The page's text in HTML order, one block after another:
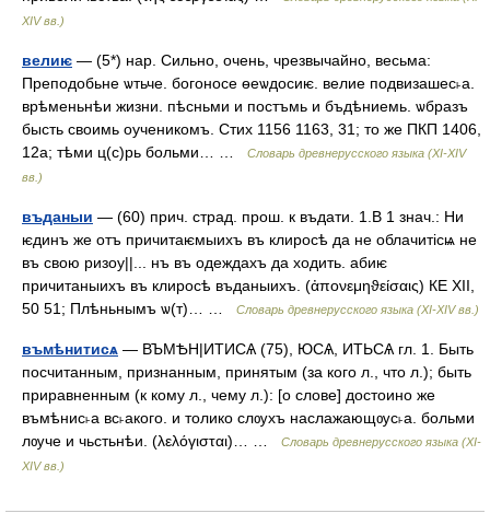
XIV вв.)
велиѥ — (5*) нар. Сильно, очень, чрезвычайно, весьма:
Преподобьне ѡтьче. богоносе ѳеѡдосиѥ. велие подвизашес˫а.
врѣменьнѣи жизни. пѣсньми и постъмь и бъдѣниемь. ѡбразъ
бысть своимь оученикомъ. Стих 1156 1163, 31; то же ПКП 1406,
12а; тѣми ц(с)рь больми… …
Словарь древнерусского языка (XI-XIV
вв.)
въданыи — (60) прич. страд. прош. к въдати. 1.В 1 знач.: Ни
ѥдинъ же отъ причитаѥмыихъ въ клиросѣ да не облачитiсѩ не
въ свою ризоу||... нъ въ одеждахъ да ходить. абиѥ
причитаныихъ въ клиросѣ въданыихъ. (ἀπονεμηϑείσαις) КЕ XII,
50 51; Плѣньнымъ ѡ(т)… …
Словарь древнерусского языка (XI-XIV вв.)
въмѣнитисѧ — ВЪМѢН|ИТИСѦ (75), ЮСѦ, ИТЬСѦ гл. 1. Быть
посчитанным, признанным, принятым (за кого л., что л.); быть
приравненным (к кому л., чему л.): [о слове] достоино же
въмѣнис˫а вс˫акого. и толико слѹхъ наслажающѹс˫а. больми
лѹче и чьстьнѣи. (λελόγισται)… …
Словарь древнерусского языка (XI-
XIV вв.)